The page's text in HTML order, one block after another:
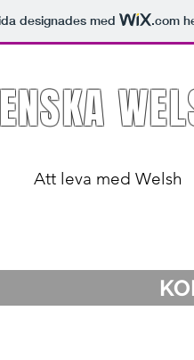
designades med .com
Att leva med Welsh